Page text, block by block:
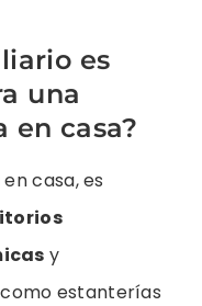
es
una
en casa?
casa, es
y
como estanterías